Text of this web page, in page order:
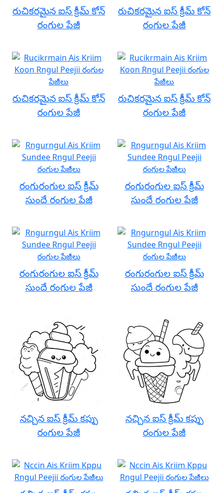
రుచికరమైన ఐస్ క్రీమ్ కోన్
రంగుల పేజీ
రుచికరమైన ఐస్ క్రీమ్ కోన్
రంగుల పేజీ
రుచికరమైన ఐస్ క్రీమ్ కోన్
రంగుల పేజీ
రుచికరమైన ఐస్ క్రీమ్ కోన్
రంగుల పేజీ
రంగురంగుల ఐస్ క్రీమ్
సుందే రంగుల పేజీ
రంగురంగుల ఐస్ క్రీమ్
సుందే రంగుల పేజీ
రంగురంగుల ఐస్ క్రీమ్
సుందే రంగుల పేజీ
రంగురంగుల ఐస్ క్రీమ్
సుందే రంగుల పేజీ
నచ్చిన ఐస్ క్రీమ్ కప్పు
రంగుల పేజీ
నచ్చిన ఐస్ క్రీమ్ కప్పు
రంగుల పేజీ